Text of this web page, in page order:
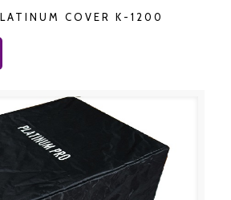
COVER K-1200